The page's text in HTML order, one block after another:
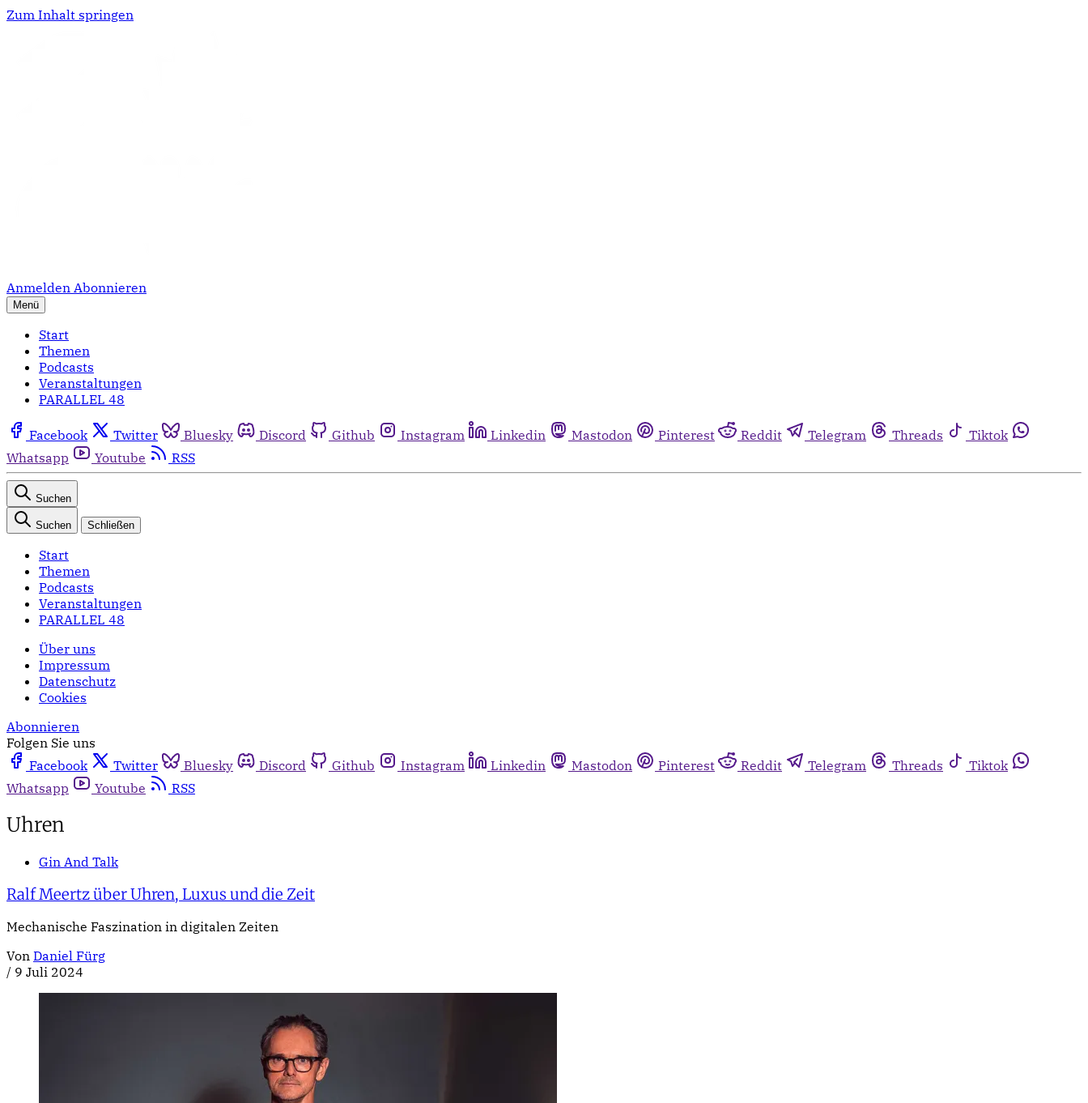
Zum Inhalt springen
Anmelden Abonnieren
Menü
Start
Themen
Podcasts
Veranstaltungen
PARALLEL 48
Facebook Twitter Bluesky Discord Github Instagram Linkedin Mastodon Pinterest Reddit Telegram Threads
Tiktok
Whatsapp
Youtube RSS
Suchen
Suchen Schließen
Start
Themen
Podcasts
Veranstaltungen
PARALLEL 48
Über uns
Impressum
Datenschutz
Cookies
Abonnieren
Folgen Sie uns
Facebook
Twitter Bluesky Discord Github Instagram Linkedin Mastodon Pinterest Reddit Telegram Threads
Tiktok
Whatsapp
Youtube RSS
Uhren
Gin And Talk
Ralf Meertz über Uhren, Luxus und die Zeit
Mechanische Faszination in digitalen Zeiten
Von Daniel Fürg
/ 9 Juli 2024